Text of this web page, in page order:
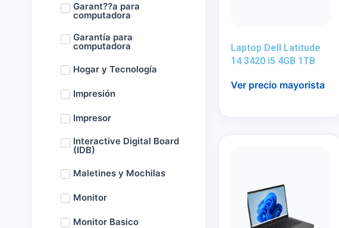
Garant??a para
computadora
Garantía para
computadora
Hogar y Tecnología
Impresión
Impresor
Interactive Digital Board
(IDB)
Maletines y Mochilas
Monitor
Monitor Basico
Laptop Dell Latitude
14 3420 i5 4GB 1TB
Ver precio mayorista